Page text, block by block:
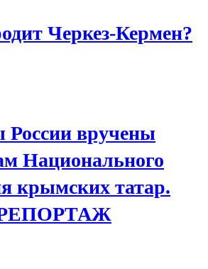
Черкез-Кермен?
России вручены
Национального
крымских татар.